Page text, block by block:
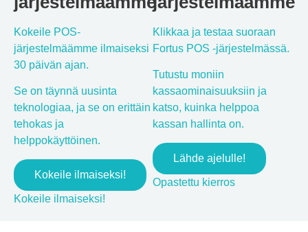
Kokeile POS-
järjestelmäämme ilmaiseksi
30 päivän ajan.
Se on täynnä uusinta
teknologiaa, ja se on erittäin
tehokas ja
helppokäyttöinen.
Kokeile ilmaiseksi!
Kokeile ilmaiseksi!
Klikkaa ja testaa suoraan
Fortus POS -järjestelmässä.
Tutustu moniin
kassaominaisuuksiin ja
katso, kuinka helppoa
kassan hallinta on.
Lähde ajelulle!
Opastettu kierros